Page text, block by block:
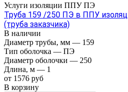
Услуги изоляции ППУ ПЭ
Труба 159 /250 ПЭ в ППУ
(труба заказчика)
В наличии
Диаметр трубы, мм — 159
Тип оболочка — ПЭ
Диаметр оболочки — 250
Длина, м — 1
от 1576 руб
В корзину